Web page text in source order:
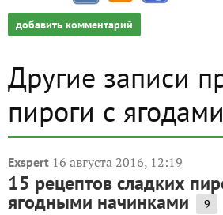
добавить комментарий
Другие записи
пироги с ягодами
Exspert 16 августа 2016, 12:19
15 рецептов сладких
ягодными начинками 9